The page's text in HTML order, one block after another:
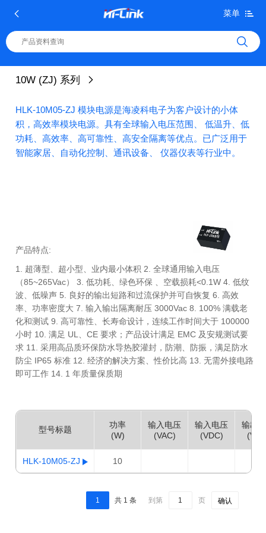
菜单
10W (ZJ) 系列
HLK-10M05-ZJ 模块电源是海凌科电子为客户设计的小体
积，高效率模块电源。具有全球输入电压范围、 低温升、低
功耗、高效率、高可靠性、高安全隔离等优点。已广泛用于
智能家居、自动化控制、通讯设备、 仪器仪表等行业中。
产品特点:
1. 超薄型、超小型、业内最小体积 2. 全球通用输入电压
（85~265Vac） 3. 低功耗、绿色环保 、空载损耗<0.1W 4. 低纹
波、低噪声 5. 良好的输出短路和过流保护并可自恢复 6. 高效
率、功率密度大 7. 输入输出隔离耐压 3000Vac 8. 100% 满载老
化和测试 9. 高可靠性、长寿命设计，连续工作时间大于 100000
小时 10. 满足 UL、CE 要求；产品设计满足 EMC 及安规测试要
求 11. 采用高品质环保防水导热胶灌封，防潮、防振，满足防水
防尘 IP65 标准 12. 经济的解决方案、性价比高 13. 无需外接电路
即可工作 14. 1 年质量保质期
型号标题
功率
(W)
输入电压
(VAC)
输入电压
(VDC)
输出
HLK-10M05-ZJ 10
1 共 1 条 到第 页 确认